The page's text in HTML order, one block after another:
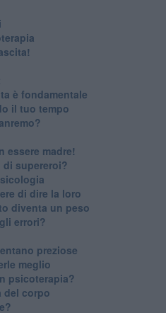
è fondamentale
il tuo tempo
essere madre!
di supereroi?
di dire la loro
diventa un peso
errori?
preziose
meglio
psicoterapia?
del corpo